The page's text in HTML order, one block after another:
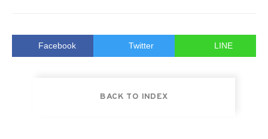
Facebook Twitter LINE
BACK TO INDEX